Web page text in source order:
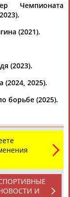
на чемпионате
(до 53 кг) и
(до 53
Чемпионата
(2021).
(2023).
2025).
борьбе (2025).
И